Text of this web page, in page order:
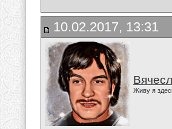
10.02.2017, 13:31
Живу я